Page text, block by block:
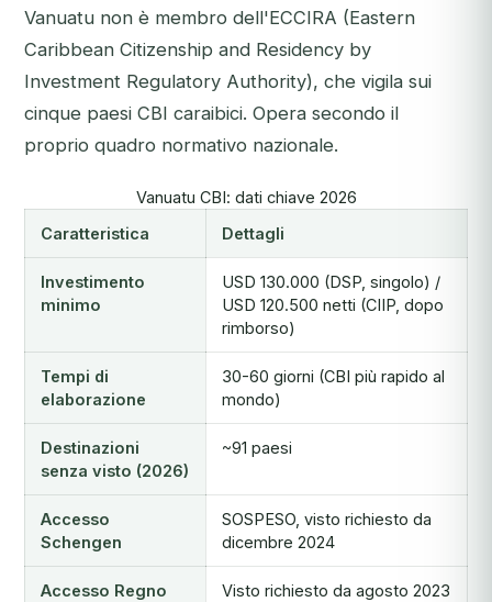
Vanuatu non è membro dell'ECCIRA (Eastern
Caribbean Citizenship and Residency by
Investment Regulatory Authority), che vigila sui
cinque paesi CBI caraibici. Opera secondo il
proprio quadro normativo nazionale.
Vanuatu CBI: dati chiave 2026
Caratteristica
Dettagli
Investimento
minimo
USD 130.000 (DSP, singolo) /
USD 120.500 netti (CIIP, dopo
rimborso)
Tempi di
elaborazione
30-60 giorni (CBI più rapido al
mondo)
Destinazioni
senza visto (2026)
~91 paesi
Accesso
Schengen
SOSPESO, visto richiesto da
dicembre 2024
Accesso Regno
Visto richiesto da agosto 2023